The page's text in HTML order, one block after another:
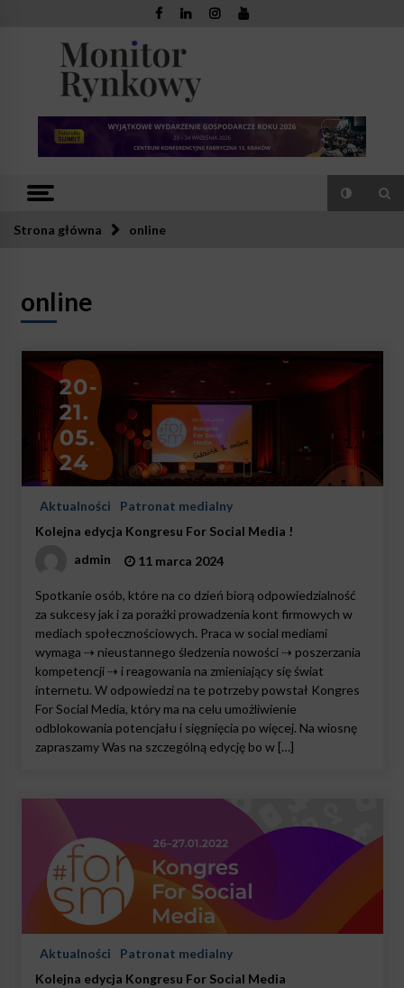
Monitor
Rynkowy
Strona główna online
online
Aktualności
Patronat medialny
Kolejna edycja Kongresu For Social Media !
admin
11 marca 2024
Spotkanie osób, które na co dzień biorą odpowiedzialność
za sukcesy jak i za porażki prowadzenia kont firmowych w
mediach społecznościowych. Praca w social mediami
wymaga ⇢ nieustannego śledzenia nowości ⇢ poszerzania
kompetencji ⇢ i reagowania na zmieniający się świat
internetu. W odpowiedzi na te potrzeby powstał Kongres
For Social Media, który ma na celu umożliwienie
odblokowania potencjału i sięgnięcia po więcej. Na wiosnę
zapraszamy Was na szczególną edycję bo w […]
Aktualności
Patronat medialny
Kolejna edycja Kongresu For Social Media